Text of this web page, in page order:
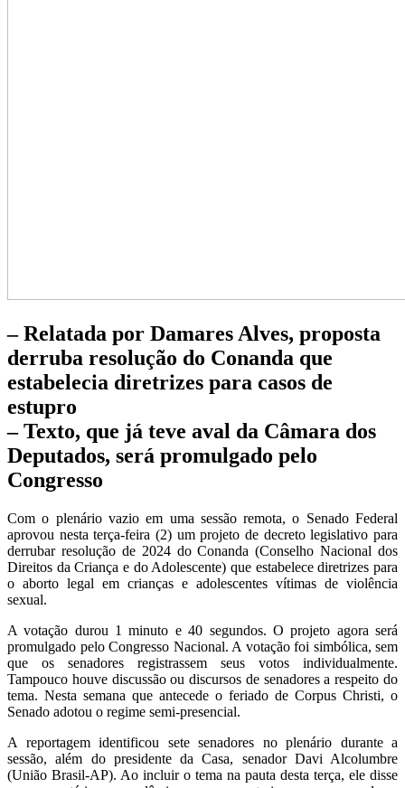
– Relatada por Damares Alves, proposta
derruba resolução do Conanda que
estabelecia diretrizes para casos de
estupro
– Texto, que já teve aval da Câmara dos
Deputados, será promulgado pelo
Congresso
Com o plenário vazio em uma sessão remota, o Senado Federal
aprovou nesta terça-feira (2) um projeto de decreto legislativo para
derrubar resolução de 2024 do Conanda (Conselho Nacional dos
Direitos da Criança e do Adolescente) que estabelece diretrizes para
o aborto legal em crianças e adolescentes vítimas de violência
sexual.
A votação durou 1 minuto e 40 segundos. O projeto agora será
promulgado pelo Congresso Nacional. A votação foi simbólica, sem
que os senadores registrassem seus votos individualmente.
Tampouco houve discussão ou discursos de senadores a respeito do
tema. Nesta semana que antecede o feriado de Corpus Christi, o
Senado adotou o regime semi-presencial.
A reportagem identificou sete senadores no plenário durante a
sessão, além do presidente da Casa, senador Davi Alcolumbre
(União Brasil-AP). Ao incluir o tema na pauta desta terça, ele disse